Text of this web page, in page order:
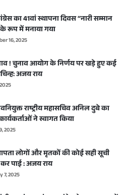
का 41वां स्थापना दिवस “नारी सम्मान
के रूप में मनाया गया
16, 2025
! चुनाव आयोग के निर्णय पर खड़े हुए कई
अजय राय
राष्ट्रीय महासचिव अनिल दुबे का
ने स्वागत किया
2025
लोगों और मृतकों की कोई सही सूची
कर पाई : अजय राय
7, 2025